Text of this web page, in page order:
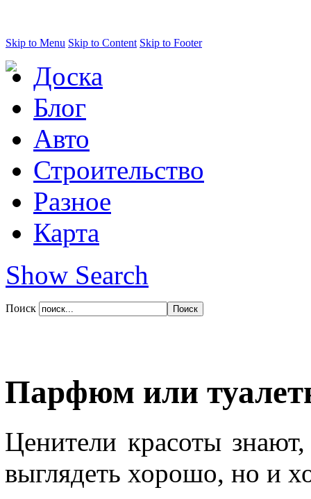
Skip to Menu Skip to Content Skip to Footer
Доска
Блог
Авто
Строительство
Разное
Карта
Show Search
Поиск
Парфюм или
Ценители красоты
выглядеть хорошо, но и